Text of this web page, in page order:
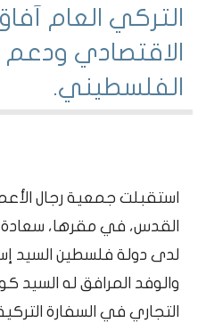
التركي العام
الاقتصادي ودعم
الفلسطيني.
استقبلت جمعية رجال
القدس، في مقرها، سعادة
لدى دولة فلسطين السيد
والوفد المرافق له السيد
التجاري في السفارة